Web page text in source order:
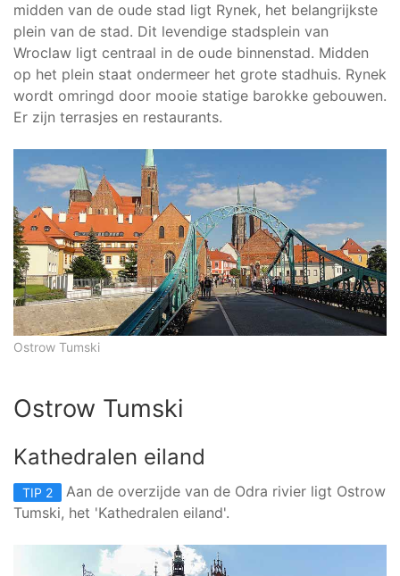
midden van de oude stad ligt Rynek, het belangrijkste
plein van de stad. Dit levendige stadsplein van
Wroclaw ligt centraal in de oude binnenstad. Midden
op het plein staat ondermeer het grote stadhuis. Rynek
wordt omringd door mooie statige barokke gebouwen.
Er zijn terrasjes en restaurants.
Ostrow Tumski
Ostrow Tumski
Kathedralen eiland
TIP 2
Aan de overzijde van de Odra rivier ligt Ostrow
Tumski, het 'Kathedralen eiland'.